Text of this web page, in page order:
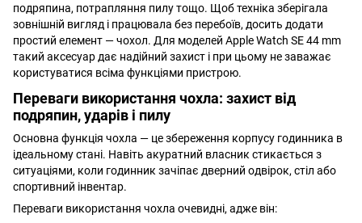
подряпина, потрапляння пилу тощо. Щоб техніка зберігала
зовнішній вигляд і працювала без перебоїв, досить додати
простий елемент — чохол. Для моделей Apple Watch SE 44 mm
такий аксесуар дає надійний захист і при цьому не заважає
користуватися всіма функціями пристрою.
Переваги використання чохла: захист від
подряпин, ударів і пилу
Основна функція чохла — це збереження корпусу годинника в
ідеальному стані. Навіть акуратний власник стикається з
ситуаціями, коли годинник зачіпає дверний одвірок, стіл або
спортивний інвентар.
Переваги використання чохла очевидні, адже він: